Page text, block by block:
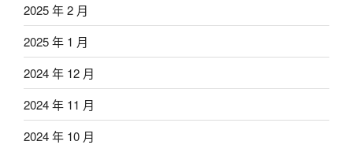
2025 年 2 月
2025 年 1 月
2024 年 12 月
2024 年 11 月
2024 年 10 月